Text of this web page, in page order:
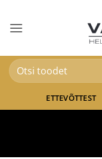
content
Otsi:
ETTEVÕTTEST